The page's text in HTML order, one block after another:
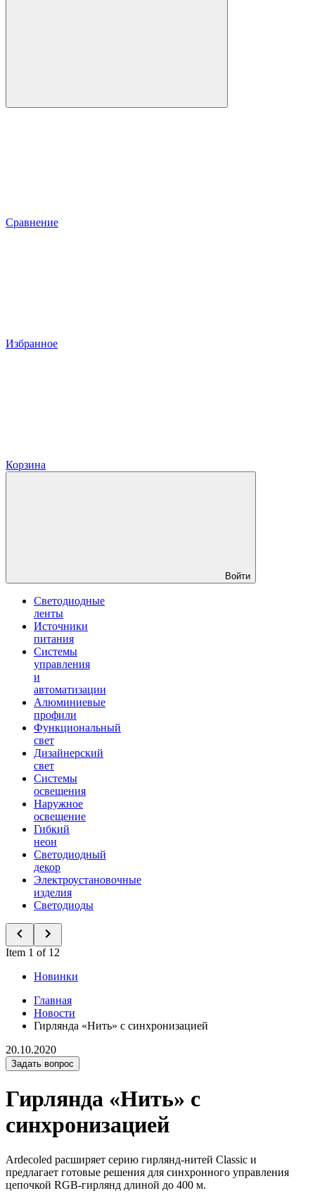
Сравнение
Избранное
Корзина
Войти
Светодиодные
ленты
Источники
питания
Системы
управления
и
автоматизации
Алюминиевые
профили
Функциональный
свет
Дизайнерский
свет
Системы
освещения
Наружное
освещение
Гибкий
неон
Светодиодный
декор
Электроустановочные
изделия
Светодиоды
Item 1 of 12
Новинки
Главная
Новости
Гирлянда «Нить» с синхронизацией
20.10.2020
Задать вопрос
Гирлянда «Нить» с
синхронизацией
Ardecoled расширяет серию гирлянд-нитей Classic и
предлагает готовые решения для синхронного управления
цепочкой RGB-гирлянд длиной до 400 м.